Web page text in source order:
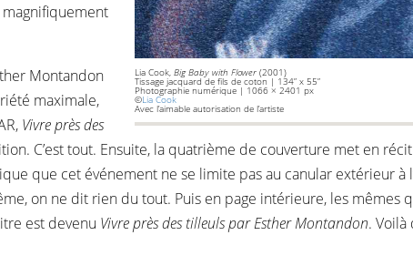
Lia Cook, Big Baby with Flower (2001)
Tissage jacquard de fils de coton | 134” x 55”
Photographie numérique | 1066 × 2401 px
©Lia Cook
Avec l’aimable autorisation de l’artiste
Montandon
maximale,
Vivre près des
C’est tout. Ensuite, la quatrième de couverture met en
que cet événement ne se limite pas au canular extérieur à
on ne dit rien du tout. Puis en page intérieure, les mêmes
est devenu Vivre près des tilleuls par Esther Montandon. Voilà